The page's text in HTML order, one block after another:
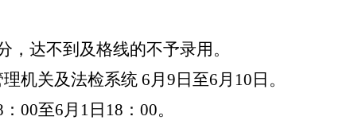
，达不到及格线的不予录用 。
机关及法检系统6月9日至6月10日。
00至6月1日18：00。